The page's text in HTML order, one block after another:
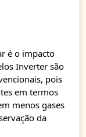
é o impacto
Inverter são
pois
em termos
menos gases
da